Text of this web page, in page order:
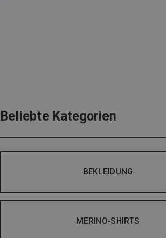
Beliebte Kategorien
BEKLEIDUNG
MERINO-SHIRTS